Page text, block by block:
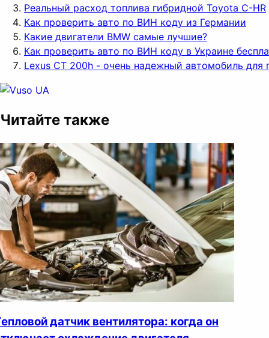
Реальный расход топлива гибридной Toyota C-HR
Как проверить авто по ВИН коду из Германии
Какие двигатели BMW самые лучшие?
Как проверить авто по ВИН коду в Украине
Lexus CT 200h - очень надежный автомобиль для
Читайте также
датчик вентилятора: когда он